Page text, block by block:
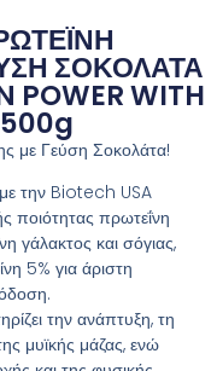
ΣΟΚΟΛΑΤΑ
POWER WITH
500g
με Γεύση Σοκολάτα!
την Biotech USA
ποιότητας πρωτεΐνη
γάλακτος και σόγιας,
5% για άριστη
την ανάπτυξη, τη
μυϊκής μάζας, ενώ